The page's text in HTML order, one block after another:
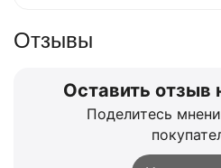
Отзывы
Оставить отзыв
Поделитесь